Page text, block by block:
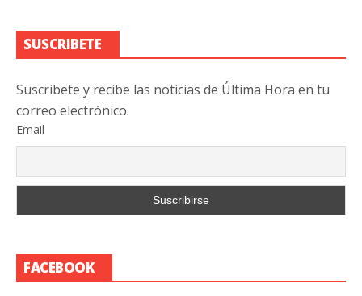
SUSCRIBETE
Suscribete y recibe las noticias de Última Hora en tu
correo electrónico.
Email
FACEBOOK